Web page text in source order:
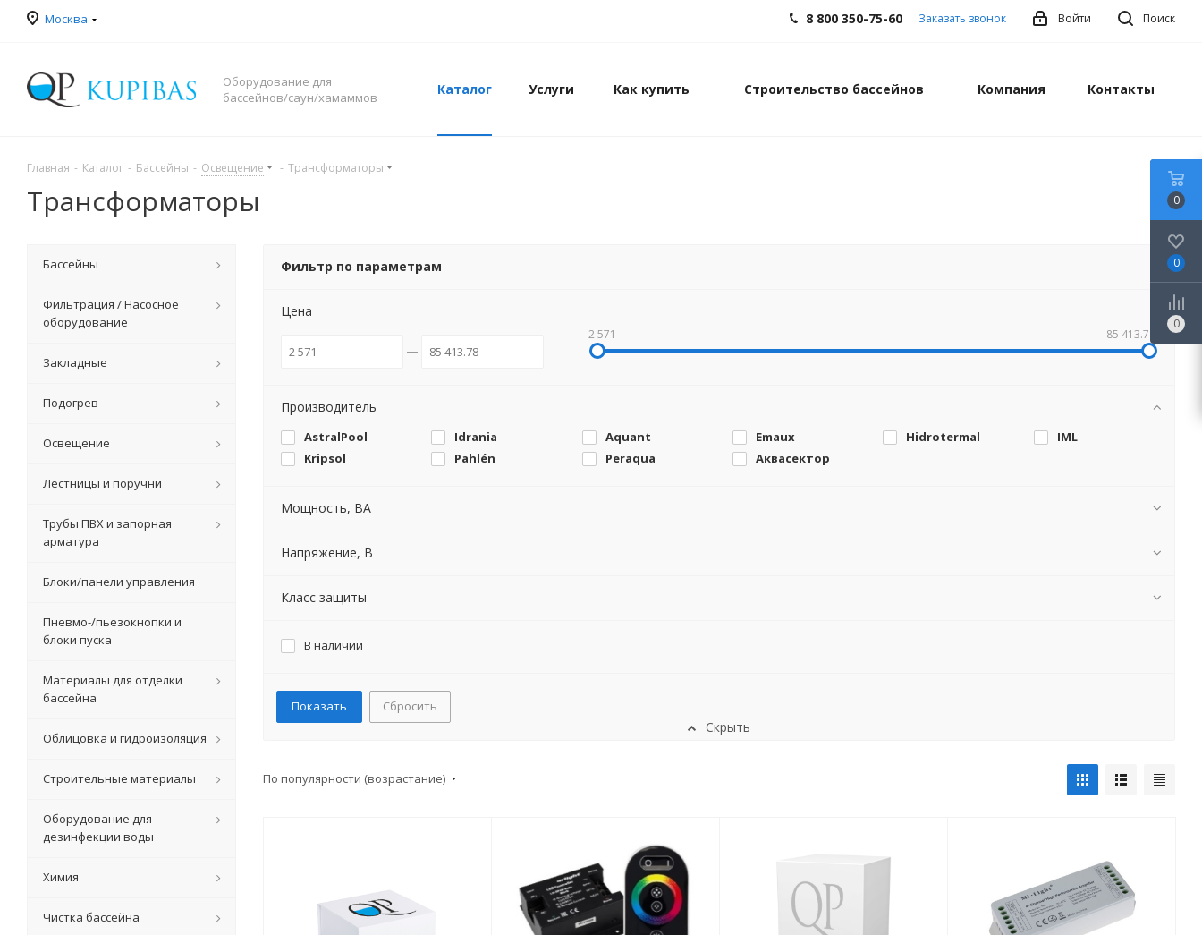
Москва Поиск
Войти
8 800 350-75-60 Заказать звонок
Оборудование для
бассейнов/саун/хамаммов
Каталог Услуги Как купить Строительство бассейнов Компания Контакты
Главная - Каталог - Бассейны - Освещение - Трансформаторы
Трансформаторы
Фильтр по параметрам
Цена
2 571 85 413.78
Производитель
AstralPool Idrania Aquant Emaux Hidrotermal
IML
Kripsol
Pahlén Peraqua Аквасектор
Мощность, ВА
Напряжение, В
Класс защиты
В наличии
Сбросить
Скрыть
По популярности (возрастание)
Бассейны
Фильтрация / Насосное
оборудование
Закладные
Подогрев
Освещение
Лестницы и поручни
Трубы ПВХ и запорная
арматура
Блоки/панели управления
Пневмо-/пьезокнопки и
блоки пуска
Материалы для отделки
бассейна
Облицовка и гидроизоляция
Строительные материалы
Оборудование для
дезинфекции воды
Химия
Чистка бассейна
0
0
0